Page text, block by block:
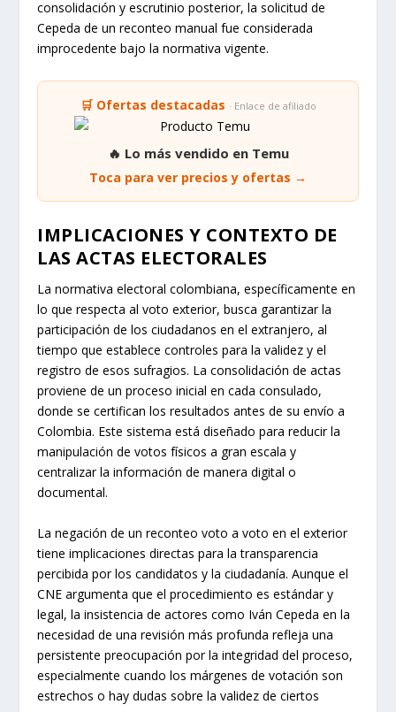
consolidación y escrutinio posterior, la solicitud de
Cepeda de un reconteo manual fue considerada
improcedente bajo la normativa vigente.
🛒 Ofertas destacadas · Enlace de afiliado
🔥 Lo más vendido en Temu
Toca para ver precios y ofertas →
IMPLICACIONES Y CONTEXTO DE
LAS ACTAS ELECTORALES
La normativa electoral colombiana, específicamente en
lo que respecta al voto exterior, busca garantizar la
participación de los ciudadanos en el extranjero, al
tiempo que establece controles para la validez y el
registro de esos sufragios. La consolidación de actas
proviene de un proceso inicial en cada consulado,
donde se certifican los resultados antes de su envío a
Colombia. Este sistema está diseñado para reducir la
manipulación de votos físicos a gran escala y
centralizar la información de manera digital o
documental.
La negación de un reconteo voto a voto en el exterior
tiene implicaciones directas para la transparencia
percibida por los candidatos y la ciudadanía. Aunque el
CNE argumenta que el procedimiento es estándar y
legal, la insistencia de actores como Iván Cepeda en la
necesidad de una revisión más profunda refleja una
persistente preocupación por la integridad del proceso,
especialmente cuando los márgenes de votación son
estrechos o hay dudas sobre la validez de ciertos